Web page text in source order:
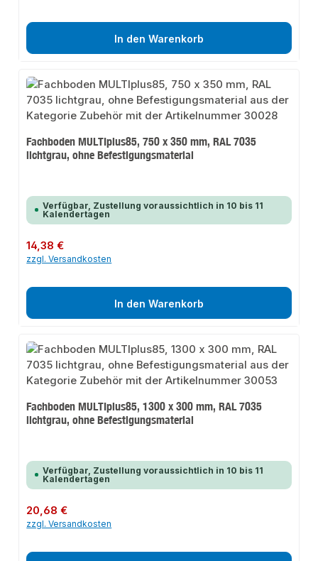
In den Warenkorb
Fachboden MULTIplus85, 750 x 350 mm, RAL 7035
lichtgrau, ohne Befestigungsmaterial
Verfügbar, Zustellung voraussichtlich in 10 bis 11
Kalendertagen
Regulärer Preis:
14,38 €
zzgl. Versandkosten
In den Warenkorb
Fachboden MULTIplus85, 1300 x 300 mm, RAL 7035
lichtgrau, ohne Befestigungsmaterial
Verfügbar, Zustellung voraussichtlich in 10 bis 11
Kalendertagen
Regulärer Preis:
20,68 €
zzgl. Versandkosten